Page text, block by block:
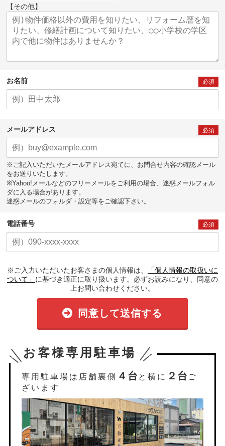
【その他】
お名前 必須
メールアドレス 必須
※ご記入いただいたメールアドレス宛てに、お問合せ内容の確認メール
をお送りいたします。
※Yahoo!メールなどのフリーメールをご利用の場合、迷惑メールフォル
ダに入る場合があります。
迷惑メールのフォルダ・設定等をご確認下さい。
電話番号 必須
※ご入力いただいたお客さまの個人情報は、
「個人情報の取扱いに
ついて」 に基づき適正に取り扱います。必ずお読みになり、同意の
上お問い合わせください。
同意して送信する
お客様専用駐車場
専用駐車場は店舗裏側 ４台 と横に ２台 ご
ざいます